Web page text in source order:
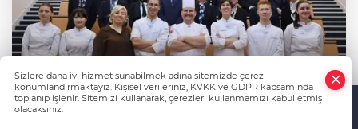
Sizlere daha iyi hizmet sunabilmek adına sitemizde çerez
konumlandırmaktayız. Kişisel verileriniz, KVKK ve GDPR kapsamında
toplanıp işlenir. Sitemizi kullanarak, çerezleri kullanmamızı kabul etmiş
olacaksınız.